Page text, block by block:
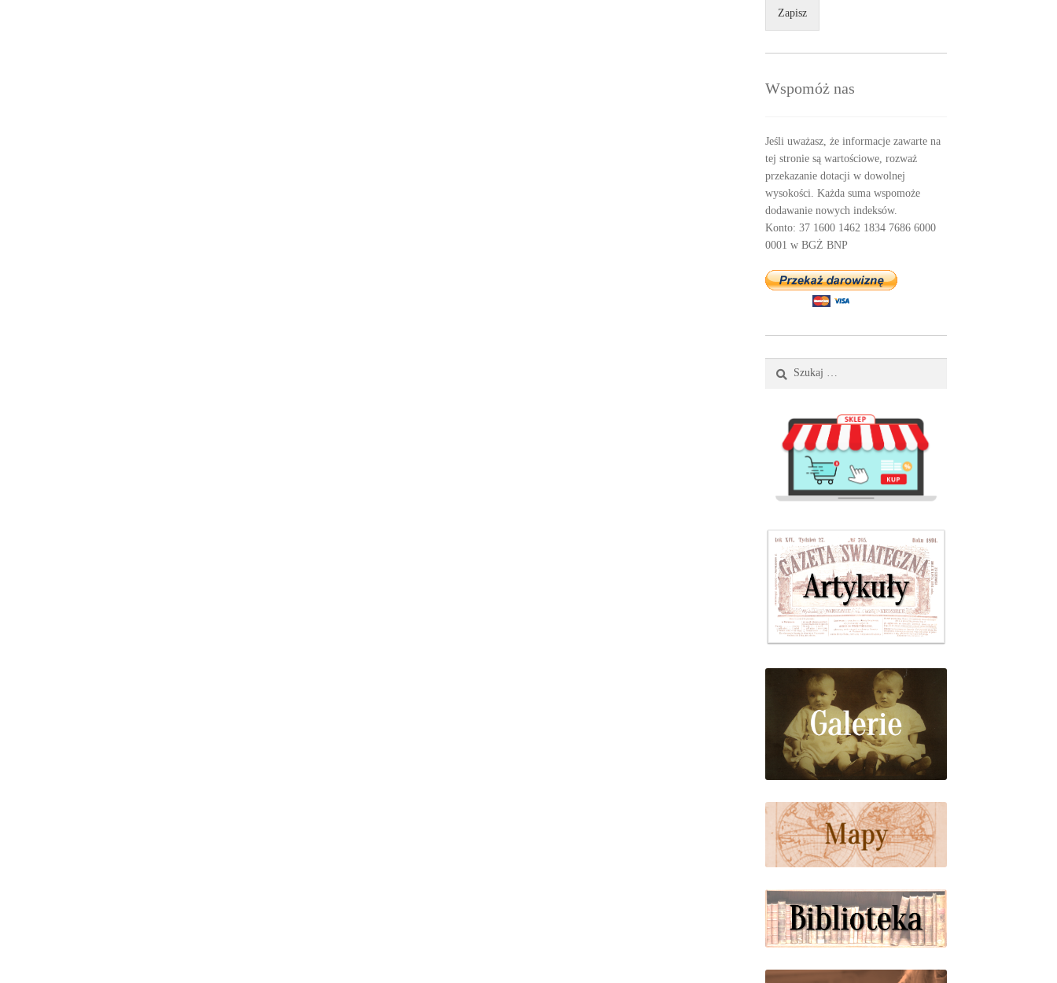
Zapisz
Wspomóż nas
Jeśli uważasz, że informacje zawarte na
tej stronie są wartościowe, rozważ
przekazanie dotacji w dowolnej
wysokości. Każda suma wspomoże
dodawanie nowych indeksów.
Konto: 37 1600 1462 1834 7686 6000
0001 w BGŻ BNP